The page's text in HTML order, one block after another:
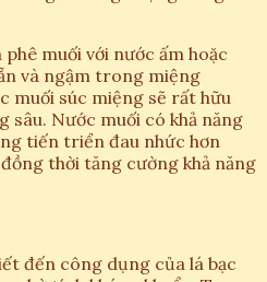
muối với nước ấm hoặc
và ngậm trong miệng
muối súc miệng sẽ rất hữu
Nước muối có khả năng
tiến triển đau nhức hơn
thời tăng cường khả năng
đến công dụng của lá bạc